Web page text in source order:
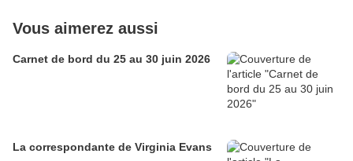
Vous aimerez aussi
Carnet de bord du 25 au 30 juin 2026
La correspondante de Virginia Evans